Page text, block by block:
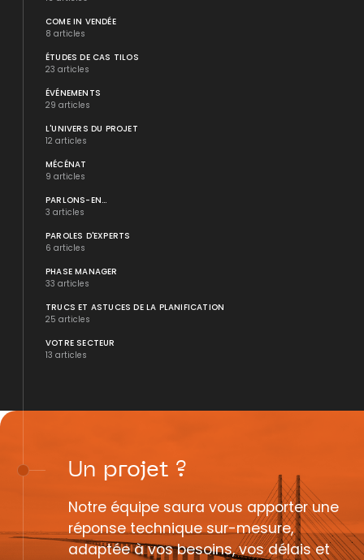
COME IN VENDÉE
8 articles
ÉTUDES DE CAS TILOS
23 articles
ÉVÉNEMENTS
29 articles
L'UNIVERS DU PROJET
12 articles
MÉCÉNAT
9 articles
PARLONS-EN...
3 articles
PAROLES D'EXPERTS
6 articles
PHASE MANAGER
33 articles
TRUCS ET ASTUCES DE LA PLANIFICATION
25 articles
VOTRE SECTEUR
13 articles
Un projet ?
Notre équipe saura vous apporter une
réponse technique sur-mesure,
adaptée à vos besoins, vos délais et